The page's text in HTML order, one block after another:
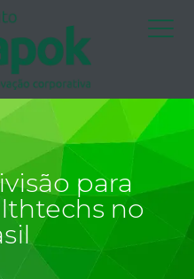
para
no